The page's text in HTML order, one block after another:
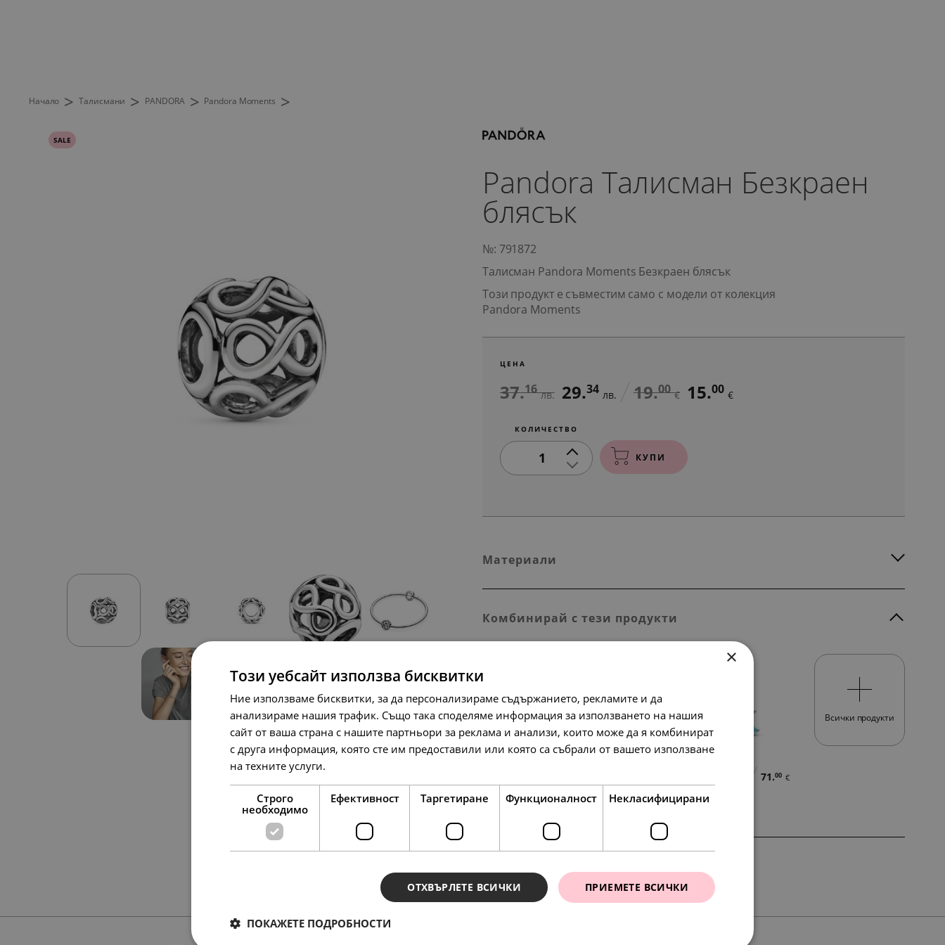
Начало > Талисмани > PANDORA > Pandora Moments >
SALE
Pandora Талисман Безкраен
блясък
№: 791872
Талисман Pandora Moments Безкраен блясък
Този продукт е съвместим само с модели от колекция
Pandora Moments
ЦЕНА
37.16 лв. 29.34 лв. 19.00 € 15.00 €
КОЛИЧЕСТВО
1 КУПИ
Материали
Комбинирай с тези продукти
Всички продукти
71.00 €
×
Този уебсайт използва бисквитки
Ние използваме бисквитки, за да персонализираме съдържанието, рекламите и да
анализираме нашия трафик. Също така споделяме информация за използването на нашия
сайт от ваша страна с нашите партньори за реклама и анализи, които може да я комбинират
с друга информация, която сте им предоставили или която са събрали от вашето използване
на техните услуги.
Строго
необходимо
Ефективност Таргетиране Функционалност Некласифицирани
ПРИЕМЕТЕ ВСИЧКИ
ОТХВЪРЛЕТЕ ВСИЧКИ
ПОКАЖЕТЕ ПОДРОБНОСТИ